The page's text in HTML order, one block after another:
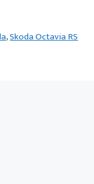
,Skoda Octavia RS